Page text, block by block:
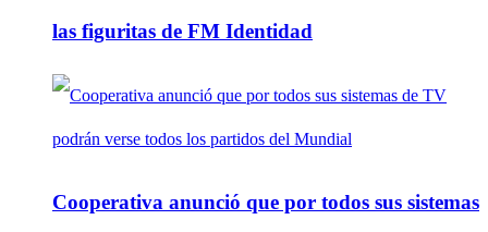
las figuritas de FM Identidad
Cooperativa anunció que por todos sus sistemas